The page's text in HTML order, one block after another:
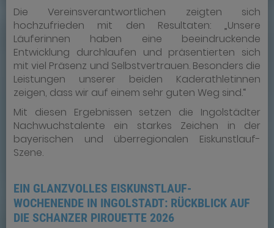
Die Vereinsverantwortlichen zeigten sich
hochzufrieden mit den Resultaten: „Unsere
Läuferinnen haben eine beeindruckende
Entwicklung durchlaufen und präsentierten sich
mit viel Präsenz und Selbstvertrauen. Besonders die
Leistungen unserer beiden Kaderathletinnen
zeigen, dass wir auf einem sehr guten Weg sind.“
Mit diesen Ergebnissen setzen die Ingolstädter
Nachwuchstalente ein starkes Zeichen in der
bayerischen und überregionalen Eiskunstlauf-
Szene.
EIN GLANZVOLLES EISKUNSTLAUF-
WOCHENENDE IN INGOLSTADT: RÜCKBLICK AUF
DIE SCHANZER PIROUETTE 2026